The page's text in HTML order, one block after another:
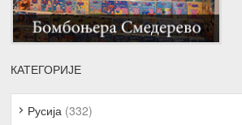
КАТЕГОРИЈЕ
Русија (332)